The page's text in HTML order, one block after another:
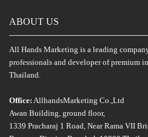
ABOUT US
All Hands Marketing is a leading
professionals and developer of premium
Thailand.
Office: AllhandsMarketing Co.,Ltd
Awan Building, ground floor,
1339 Pracharaj 1 Road, Near Rama VII